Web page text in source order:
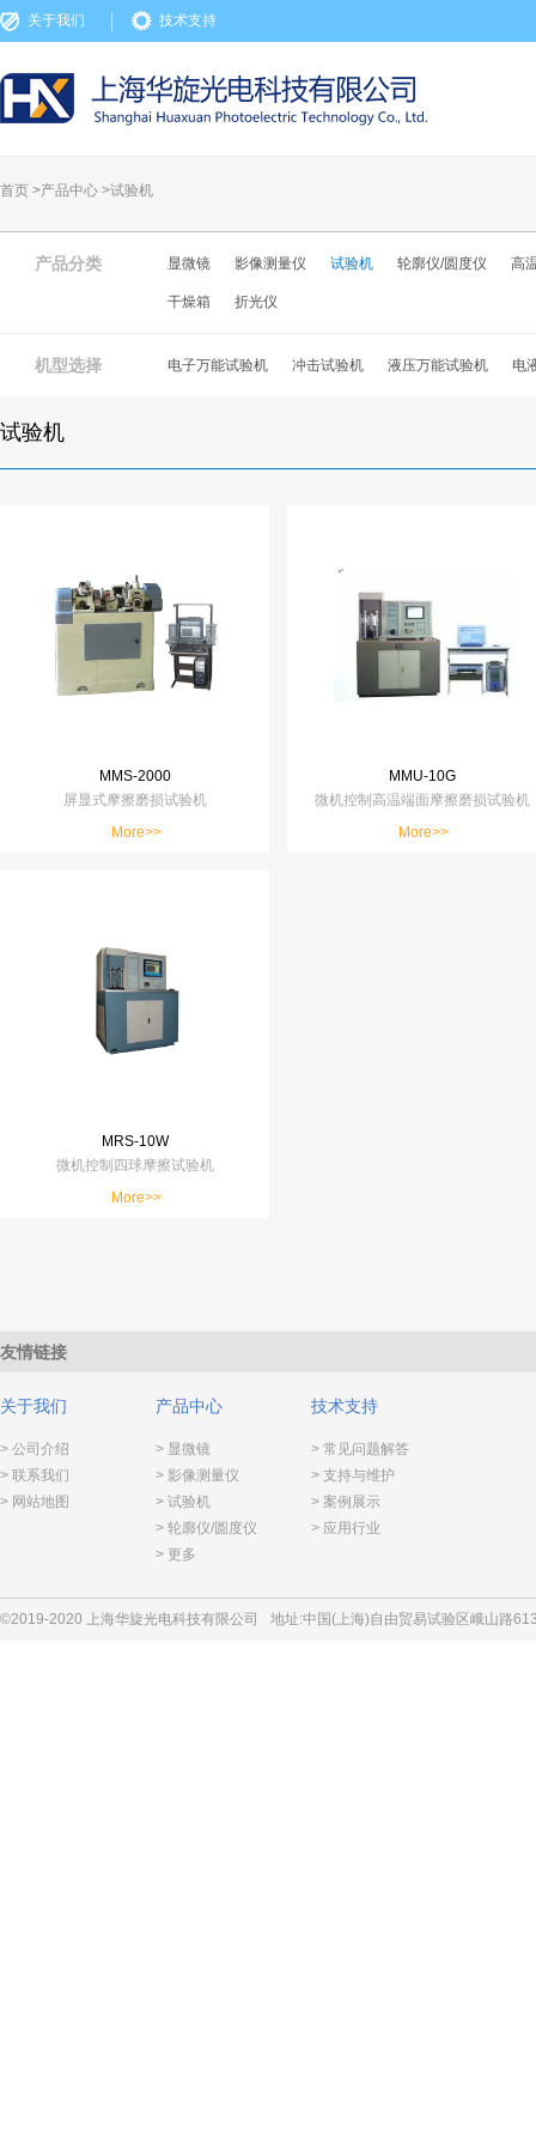
关于我们 技术支持
首页 >产品中心 >试验机
产品分类 显微镜 影像测量仪 试验机 轮廓仪/圆度仪 高
干燥箱 折光仪
机型选择 电子万能试验机 冲击试验机 液压万能试验机 电
试验机
MMS-2000
屏显式摩擦磨损试验机
More>>
MMU-10G
微机控制高温端面摩擦磨损试验机
More>>
MRS-10W
微机控制四球摩擦试验机
More>>
友情链接
关于我们
> 公司介绍
> 联系我们
> 网站地图
产品中心
> 显微镜
> 影像测量仪
> 试验机
> 轮廓仪/圆度仪
> 更多
技术支持
> 常见问题解答
> 支持与维护
> 案例展示
> 应用行业
©2019-2020 上海华旋光电科技有限公司 地址:中国(上海)自由贸易试验区峨山路